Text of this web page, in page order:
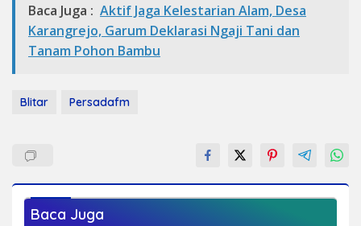
Baca Juga : Aktif Jaga Kelestarian Alam, Desa
Karangrejo, Garum Deklarasi Ngaji Tani dan
Tanam Pohon Bambu
Blitar Persadafm
Baca Juga